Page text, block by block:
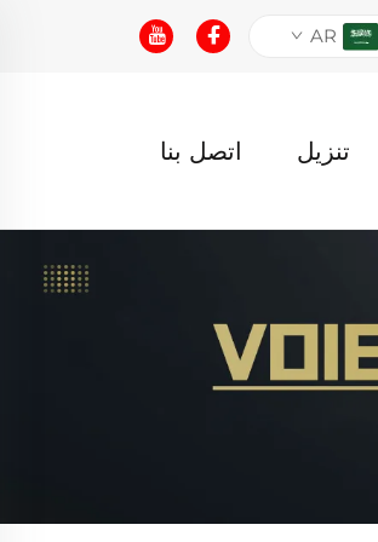
AR
تنزيل اتصل بنا